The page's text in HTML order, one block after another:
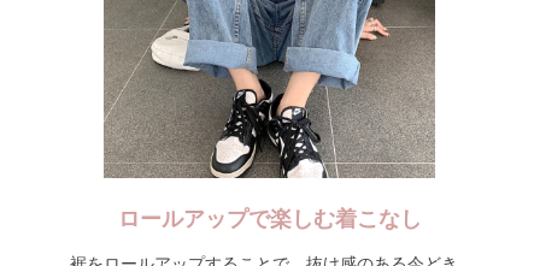
ロールアップで楽しむ着こなし